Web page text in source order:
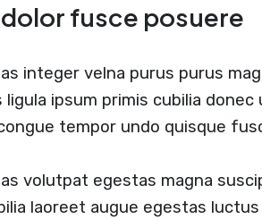
fusce posuere
integer velna purus purus
ipsum primis cubilia
tempor undo quisque
volutpat egestas magna
laoreet augue egestas luctus